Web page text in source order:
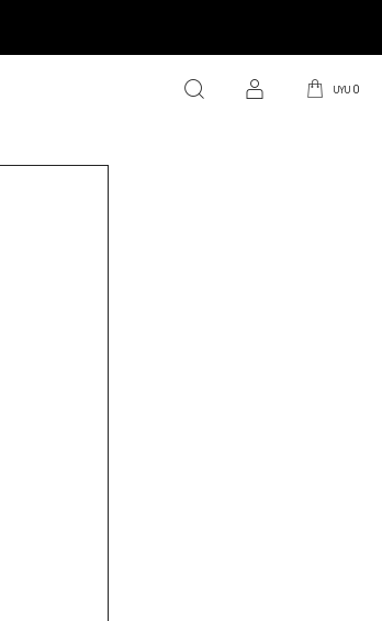
UYU 0